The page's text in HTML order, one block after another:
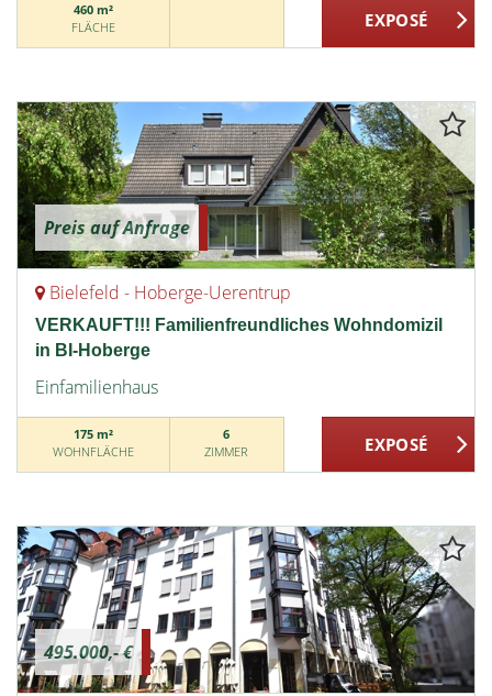
460 m²
FLÄCHE
Preis auf Anfrage
Bielefeld - Hoberge-Uerentrup
VERKAUFT!!! Familienfreundliches Wohndomizil
in BI-Hoberge
Einfamilienhaus
175 m²
WOHNFLÄCHE
6
ZIMMER
495.000,- €